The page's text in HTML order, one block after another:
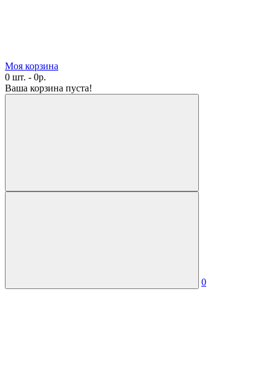
Моя корзина
0 шт. - 0р.
Ваша корзина пуста!
0